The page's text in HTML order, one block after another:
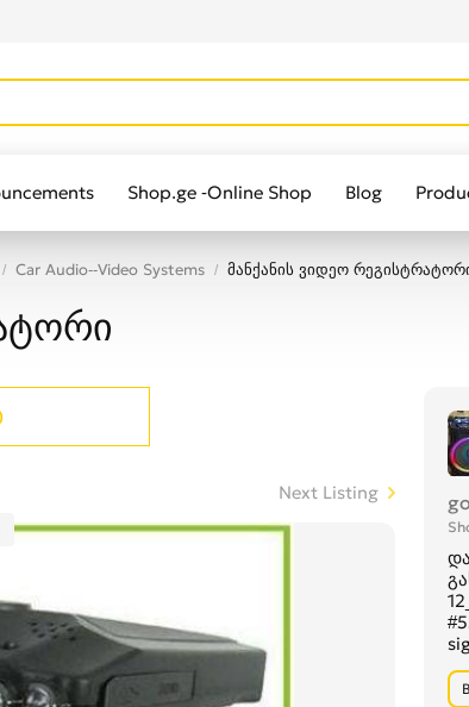
Shop.ge -Online Shop Blog
Car Audio--Video Systems მანქანის ვიდეო
Next Listing